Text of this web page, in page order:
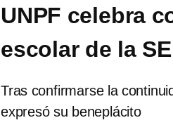
UNPF celebra
escolar de la
Tras confirmarse la
expresó su beneplácito